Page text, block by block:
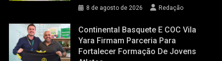
8 de agosto de 2026 Redação
Continental Basquete E COC Vila
Yara Firmam Parceria Para
Fortalecer Formação De Jovens